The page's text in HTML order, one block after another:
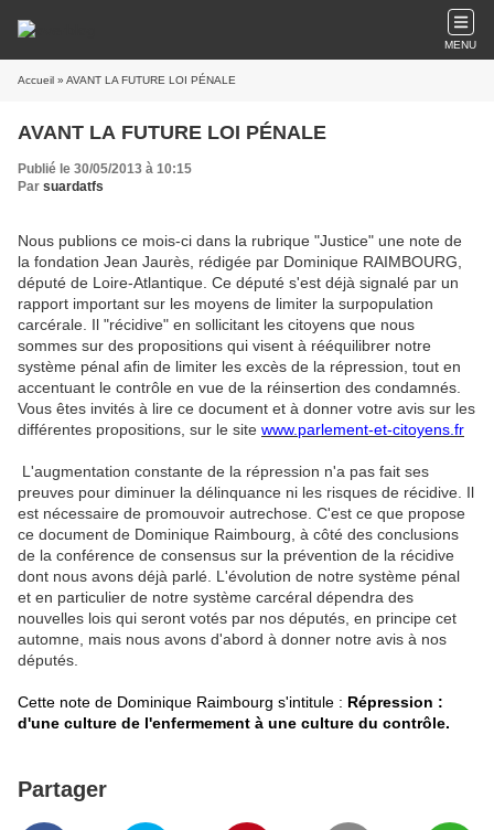
MENU
Accueil » AVANT LA FUTURE LOI PÉNALE
AVANT LA FUTURE LOI PÉNALE
Publié le 30/05/2013 à 10:15
Par suardatfs
Nous publions ce mois-ci dans la rubrique "Justice" une note de
la fondation Jean Jaurès, rédigée par Dominique RAIMBOURG,
député de Loire-Atlantique. Ce député s'est déjà signalé par un
rapport important sur les moyens de limiter la surpopulation
carcérale. Il "récidive" en sollicitant les citoyens que nous
sommes sur des propositions qui visent à rééquilibrer notre
système pénal afin de limiter les excès de la répression, tout en
accentuant le contrôle en vue de la réinsertion des condamnés.
Vous êtes invités à lire ce document et à donner votre avis sur les
différentes propositions, sur le site www.parlement-et-citoyens.fr
L'augmentation constante de la répression n'a pas fait ses
preuves pour diminuer la délinquance ni les risques de récidive. Il
est nécessaire de promouvoir autrechose. C'est ce que propose
ce document de Dominique Raimbourg, à côté des conclusions
de la conférence de consensus sur la prévention de la récidive
dont nous avons déjà parlé. L'évolution de notre système pénal
et en particulier de notre système carcéral dépendra des
nouvelles lois qui seront votés par nos députés, en principe cet
automne, mais nous avons d'abord à donner notre avis à nos
députés.
Cette note de Dominique Raimbourg s'intitule : Répression :
d'une culture de l'enfermement à une culture du contrôle.
Partager